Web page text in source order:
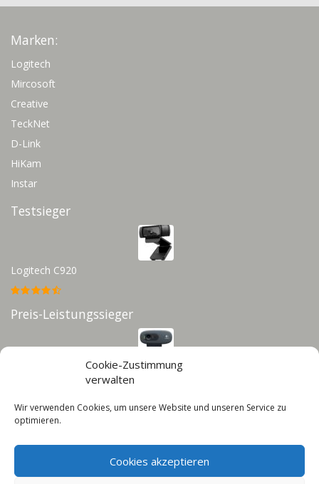
Cookie-Zustimmung
verwalten
Wir verwenden Cookies, um unsere Website und unseren Service zu
optimieren.
Cookies akzeptieren
Marken:
Logitech
Mircosoft
Creative
TeckNet
D-Link
HiKam
Instar
Testsieger
Logitech C920
Preis-Leistungssieger
Infos
Cookie-Richtlinie (EU)